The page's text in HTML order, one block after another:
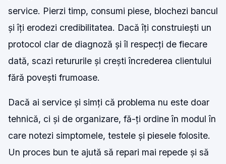
service. Pierzi timp, consumi piese, blochezi bancul
și îți erodezi credibilitatea. Dacă îți construiești un
protocol clar de diagnoză și îl respecți de fiecare
dată, scazi retururile și crești încrederea clientului
fără povești frumoase.
Dacă ai service și simți că problema nu este doar
tehnică, ci și de organizare, fă-ți ordine în modul în
care notezi simptomele, testele și piesele folosite.
Un proces bun te ajută să repari mai repede și să